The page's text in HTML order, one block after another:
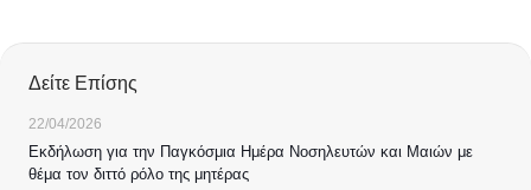
Δείτε Επίσης
22/04/2026
Εκδήλωση για την Παγκόσμια Ημέρα Νοσηλευτών και Μαιών με
θέμα τον διττό ρόλο της μητέρας